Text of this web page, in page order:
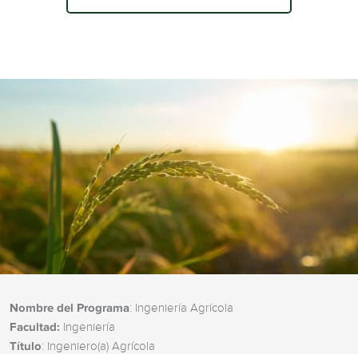
Nombre del Programa: Ingeniería Agrícola
Facultad: Ingeniería
Título: Ingeniero(a) Agrícola